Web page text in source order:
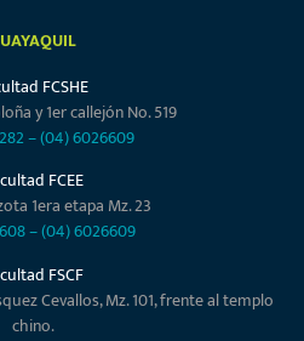
FCSHE
y 1er callejón No. 519
–(04) 6026609
FCEE
1era etapa Mz. 23
–(04) 6026609
FSCF
Cevallos, Mz. 101, frente al templo
chino.